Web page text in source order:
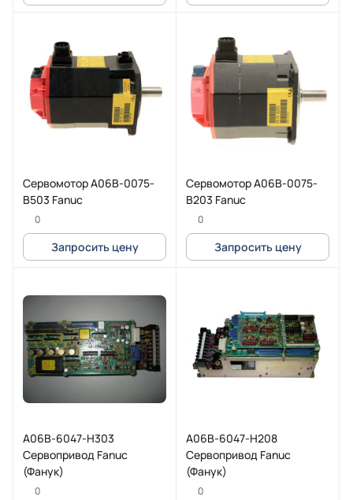
Cервомотор A06B-0075-
B503 Fanuc
0
Запросить цену
Cервомотор A06B-0075-
B203 Fanuc
0
Запросить цену
A06B-6047-H303
Сервопривод Fanuc
(Фанук)
0
A06B-6047-H208
Сервопривод Fanuc
(Фанук)
0